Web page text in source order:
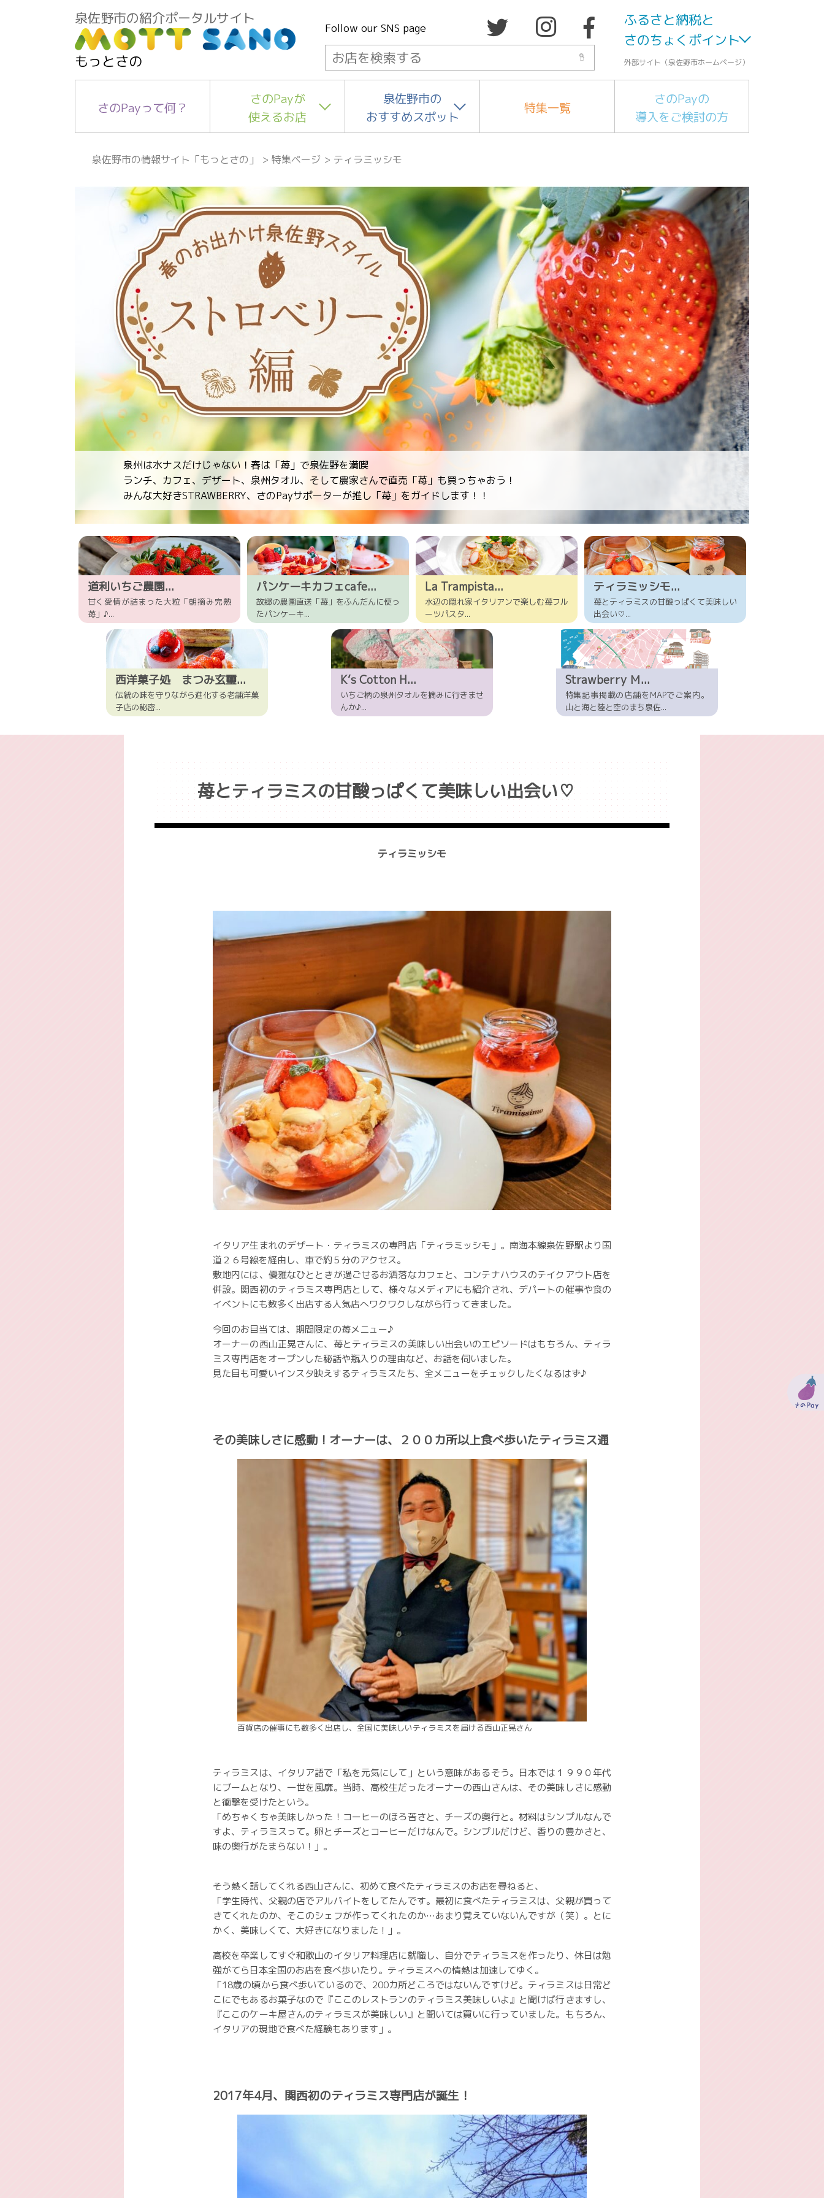
泉佐野市の紹介ポータルサイト
もっとさの
Follow our SNS page
ふるさと納税と
さのちょくポイント
外部サイト（泉佐野市ホームページ）
さのPayって何？
さのPayが
使えるお店
泉佐野市の
おすすめスポット
特集一覧
さのPayの
導入をご検討の方
泉佐野市の情報サイト「もっとさの」 > 特集ページ > ティラミッシモ
泉州は水ナスだけじゃない！春は「苺」で泉佐野を満喫
ランチ、カフェ、デザート、泉州タオル、そして農家さんで直売「苺」も買っちゃおう！
みんな大好きSTRAWBERRY、さのPayサポーターが推し「苺」をガイドします！！
道利いちご農園...
甘く愛情が詰まった大粒「朝摘み完熟
苺」♪...
パンケーキカフェcafe...
故郷の農園直送「苺」をふんだんに使っ
たパンケーキ...
La Trampista...
水辺の隠れ家イタリアンで楽しむ苺フル
ーツパスタ...
ティラミッシモ...
苺とティラミスの甘酸っぱくて美味しい
出会い♡...
西洋菓子処 まつみ玄璽...
伝統の味を守りながら進化する老舗洋菓
子店の秘密...
K‘s Cotton H...
いちご柄の泉州タオルを摘みに行きませ
んか♪...
Strawberry Ｍ...
特集記事掲載の店舗をMAPでご案内。
山と海と陸と空のまち泉佐...
苺とティラミスの甘酸っぱくて美味しい出会い♡
ティラミッシモ
イタリア生まれのデザート・ティラミスの専門店「ティラミッシモ」。南海本線泉佐野駅より国
道２６号線を経由し、車で約５分のアクセス。
敷地内には、優雅なひとときが過ごせるお洒落なカフェと、コンテナハウスのテイクアウト店を
併設。関西初のティラミス専門店として、様々なメディアにも紹介され、デパートの催事や食の
イベントにも数多く出店する人気店へワクワクしながら行ってきました。
今回のお目当ては、期間限定の苺メニュー♪
オーナーの西山正晃さんに、苺とティラミスの美味しい出会いのエピソードはもちろん、ティラ
ミス専門店をオープンした秘話や瓶入りの理由など、お話を伺いました。
見た目も可愛いインスタ映えするティラミスたち、全メニューをチェックしたくなるはず♪
その美味しさに感動！オーナーは、２００カ所以上食べ歩いたティラミス通
百貨店の催事にも数多く出店し、全国に美味しいティラミスを届ける西山正晃さん
ティラミスは、イタリア語で「私を元気にして」という意味があるそう。日本では１９９０年代
にブームとなり、一世を風靡。当時、高校生だったオーナーの西山さんは、その美味しさに感動
と衝撃を受けたという。
「めちゃくちゃ美味しかった！コーヒーのほろ苦さと、チーズの奥行と。材料はシンプルなんで
すよ、ティラミスって。卵とチーズとコーヒーだけなんで。シンプルだけど、香りの豊かさと、
味の奥行がたまらない！」。
そう熱く話してくれる西山さんに、初めて食べたティラミスのお店を尋ねると、
「学生時代、父親の店でアルバイトをしてたんです。最初に食べたティラミスは、父親が買って
きてくれたのか、そこのシェフが作ってくれたのか…あまり覚えていないんですが（笑）。とに
かく、美味しくて、大好きになりました！」。
高校を卒業してすぐ和歌山のイタリア料理店に就職し、自分でティラミスを作ったり、休日は勉
強がてら日本全国のお店を食べ歩いたり。ティラミスへの情熱は加速してゆく。
「18歳の頃から食べ歩いているので、200カ所どころではないんですけど。ティラミスは日常ど
こにでもあるお菓子なので『ここのレストランのティラミス美味しいよ』と聞けば行きますし、
『ここのケーキ屋さんのティラミスが美味しい』と聞いては買いに行っていました。もちろん、
イタリアの現地で食べた経験もあります」。
2017年4月、関西初のティラミス専門店が誕生！